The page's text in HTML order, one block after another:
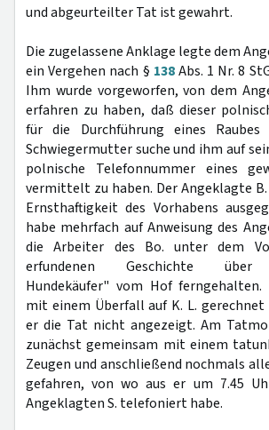
und abgeurteilter Tat ist gewahrt.
Die zugelassene Anklage legte dem
ein Vergehen nach § 138Abs. 1 Nr. 8
Ihm wurde vorgeworfen, von dem
erfahren zu haben, daß dieser
für die Durchführung eines
Schwiegermutter suche und ihm auf
polnische Telefonnummer eines
vermittelt zu haben. Der Angeklagte
Ernsthaftigkeit des Vorhabens
habe mehrfach auf Anweisung des
die Arbeiter des Bo. unter dem
erfundenen Geschichte über
Hundekäufer" vom Hof
mit einem Überfall auf K. L. gerechnet
er die Tat nicht angezeigt. Am
zunächst gemeinsam mit einem
Zeugen und anschließend nochmals
gefahren, von wo aus er um 7.45
Angeklagten S. telefoniert habe.